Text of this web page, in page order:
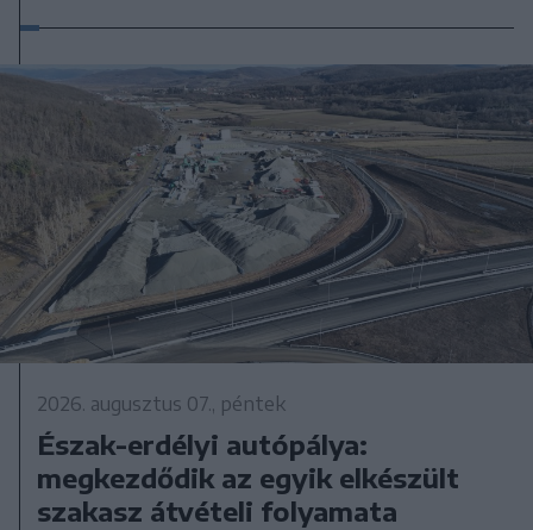
2026. augusztus 07., péntek
Észak-erdélyi autópálya:
megkezdődik az egyik elkészült
szakasz átvételi folyamata